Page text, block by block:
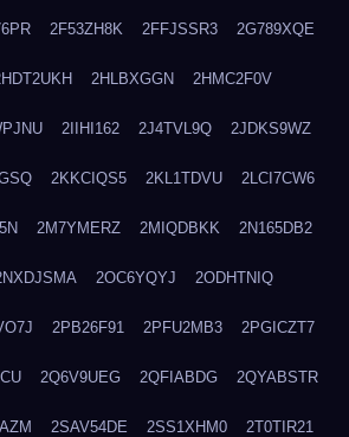
2F53ZH8K 2FFJSSR3 2G789XQE
2HLBXGGN 2HMC2F0V
2IIHI162 2J4TVL9Q 2JDKS9WZ
2KKCIQS5 2KL1TDVU 2LCI7CW6
2M7YMERZ 2MIQDBKK 2N165DB2
2OC6YQYJ 2ODHTNIQ
2PB26F91 2PFU2MB3 2PGICZT7
2Q6V9UEG 2QFIABDG 2QYABSTR
2SAV54DE 2SS1XHM0 2T0TIR21